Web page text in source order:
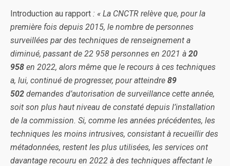
Introduction au rapport : « La CNCTR relève que, pour la
première fois depuis 2015, le nombre de personnes
surveillées par des techniques de renseignement a
diminué, passant de 22 958 personnes en 2021 à 20
958 en 2022, alors même que le recours à ces techniques
a, lui, continué de progresser, pour atteindre 89
502 demandes d’autorisation de surveillance cette année,
soit son plus haut niveau de constaté depuis l’installation
de la commission. Si, comme les années précédentes, les
techniques les moins intrusives, consistant à recueillir des
métadonnées, restent les plus utilisées, les services ont
davantage recouru en 2022 à des techniques affectant le